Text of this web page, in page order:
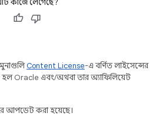
কাজে লেগেছে?
Content License-এ বর্ণিত লাইসেন্সের
হল Oracle এবং/অথবা তার অ্যাফিলিয়েট
আপডেট করা হয়েছে।